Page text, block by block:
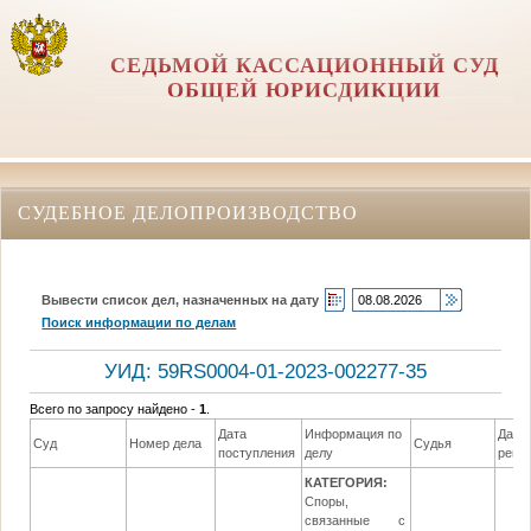
СЕДЬМОЙ КАССАЦИОННЫЙ СУД
ОБЩЕЙ ЮРИСДИКЦИИ
СУДЕБНОЕ ДЕЛОПРОИЗВОДСТВО
Вывести список дел, назначенных на дату
Поиск информации по делам
УИД: 59RS0004-01-2023-002277-35
Всего по запросу найдено -1
Суд Номер дела
Дата
поступления
Информация по
делу
Судья
Дата
КАТЕГОРИЯ:
Споры,
связанные с